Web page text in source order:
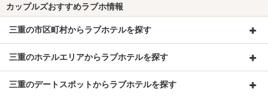
カップルズおすすめラブホ情報
三重の市区町村からラブホテルを探す
三重のホテルエリアからラブホテルを探す
三重のデートスポットからラブホテルを探す